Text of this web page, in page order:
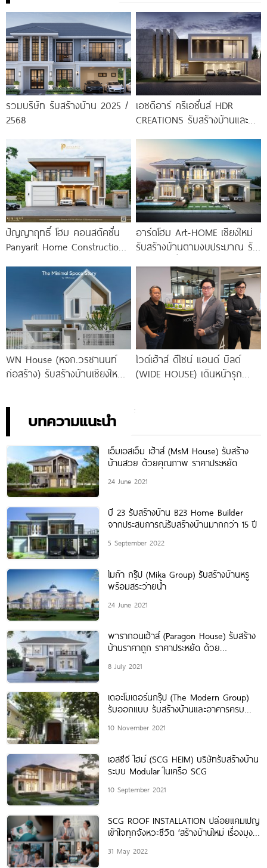
รวมบริษัท รับสร้างบ้าน 2025 /
2568
เอชดีอาร์ ครีเอชั่นส์ HDR
CREATIONS รับสร้างบ้านและ
ปัญญาฤทธิ์ โฮม คอนสตัคชั่น
Panyarit Home Construction
ก่อสร้างแบบครบวงจร
อาร์ดโฮม Art-HOME เชียงใหม่
รับสร้างบ้านตามงบประมาณ รับ
WN House (หจก.วรชานนท์
ก่อสร้าง) รับสร้างบ้านเชียงใหม่
ไวด์เฮ้าส์ ดีไซน์ แอนด์ บิลด์
(WIDE HOUSE) เดินหน้ารุก
บทความแนะนำ
เอ็มเอสเอ็ม เฮ้าส์ (MsM House) รับสร้าง
บ้านสวย ด้วยคุณภาพ ราคาประหยัด
24 June 2021
บี 23 รับสร้างบ้าน B23 Home Builder
จากประสบการณ์รับสร้างบ้านมากกว่า 15 ปี
5 September 2022
ไมก้า กรุ๊ป (Mika Group) รับสร้างบ้านหรู
พร้อมสระว่ายน้ำ
24 June 2021
พารากอนเฮ้าส์ (Paragon House) รับสร้าง
บ้านราคาถูก ราคาประหยัด ด้วย
8 July 2021
เดอะโมเดอร์นกรุ๊ป (The Modern Group)
รับออกแบบ รับสร้างบ้านและอาคารครบ
10 November 2021
เอสซีจี ไฮม์ (SCG HEIM) บริษัทรับสร้างบ้าน
ระบบ Modular ในเครือ SCG
10 September 2021
SCG ROOF INSTALLATION ปล่อยแคมเปญ
เข้าใจทุกจังหวะชีวิต ‘สร้างบ้านใหม่ เรื่องมุง
การสร้างบ้านที่ดี ไร้ปัญหาหลังคา￼
31 May 2022